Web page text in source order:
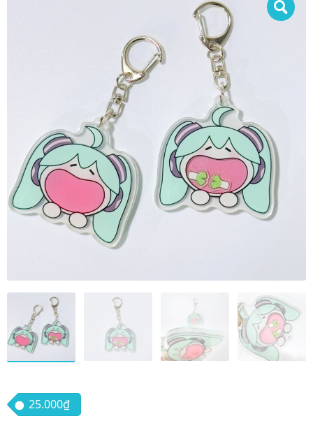
25.000₫